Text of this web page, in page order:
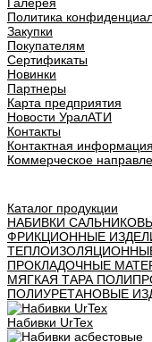
Политика
Закупки
Покупателям
Сертификаты
Новинки
Партнеры
Карта предприятия
Новости УралАТИ
Контакты
Контактная информация
Коммерческое
Каталог продукции
НАБИВКИ
ФРИКЦИОННЫЕ
ПРОКЛАДОЧНЫЕ
МЯГКАЯ ТАРА
ПОЛИУРЕТАНОВЫЕ
Набивки UrTex